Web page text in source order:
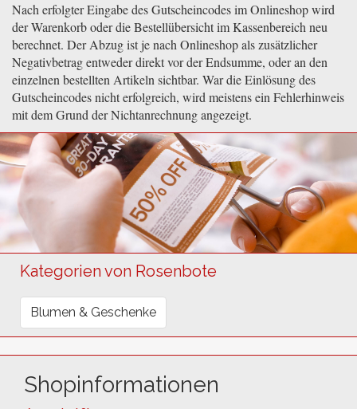
Nach erfolgter Eingabe des Gutscheincodes im Onlineshop wird
der Warenkorb oder die Bestellübersicht im Kassenbereich neu
berechnet. Der Abzug ist je nach Onlineshop als zusätzlicher
Negativbetrag entweder direkt vor der Endsumme, oder an den
einzelnen bestellten Artikeln sichtbar. War die Einlösung des
Gutscheincodes nicht erfolgreich, wird meistens ein Fehlerhinweis
mit dem Grund der Nichtanrechnung angezeigt.
Kategorien von Rosenbote
Blumen & Geschenke
Shopinformationen